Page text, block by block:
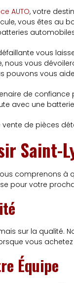
AUTO, votre
vous êtes au
vous
nous vous
pouvons vous
de
avec une
de pièces
Saint-
nous comprenons
pour votre
sur la qualité.
vous
Équipe